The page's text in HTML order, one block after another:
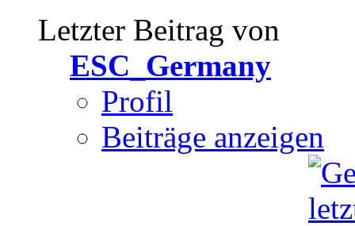
Letzter Beitrag von
ESC_Germany
Profil
Beiträge anzeigen